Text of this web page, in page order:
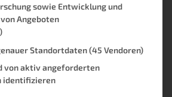
Zumindest meiner
diese Funktionen und
wollen wir uns in diesem
ansehen. Vielleicht
oder andere Sache
nicht.
sowie Entwicklung und
Angeboten
Standortdaten(45 Vendoren)
von aktiv angeforderten
identifizieren